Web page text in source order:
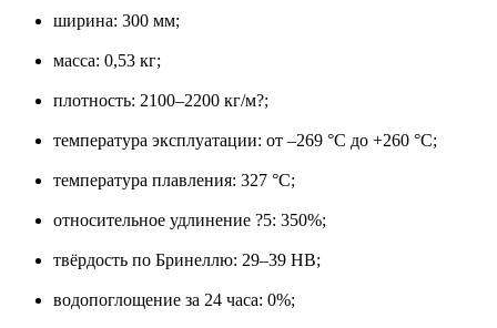
ширина: 300 мм;
масса: 0,53 кг;
плотность: 2100–2200 кг/м?;
температура эксплуатации: от –269 °C до +260 °C;
температура плавления: 327 °C;
относительное удлинение ?5: 350%;
твёрдость по Бринеллю: 29–39 HB;
водопоглощение за 24 часа: 0%;